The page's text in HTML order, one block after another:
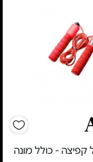
קפיצה - כולל מונה